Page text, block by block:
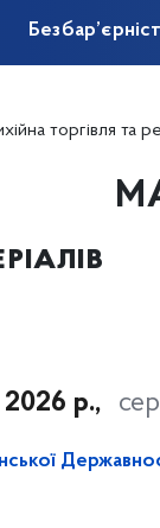
торгівля та
2026 р.,